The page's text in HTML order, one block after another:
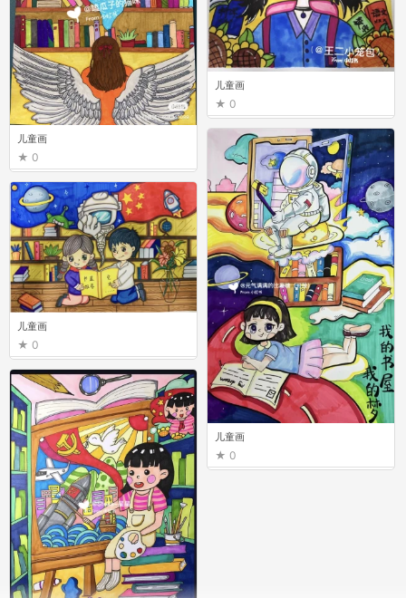
儿童画
0
儿童画
0
儿童画
0
儿童画
0